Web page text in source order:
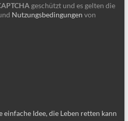
geschützt und es gelten die
Nutzungsbedingungen von
Idee, die Leben retten kann